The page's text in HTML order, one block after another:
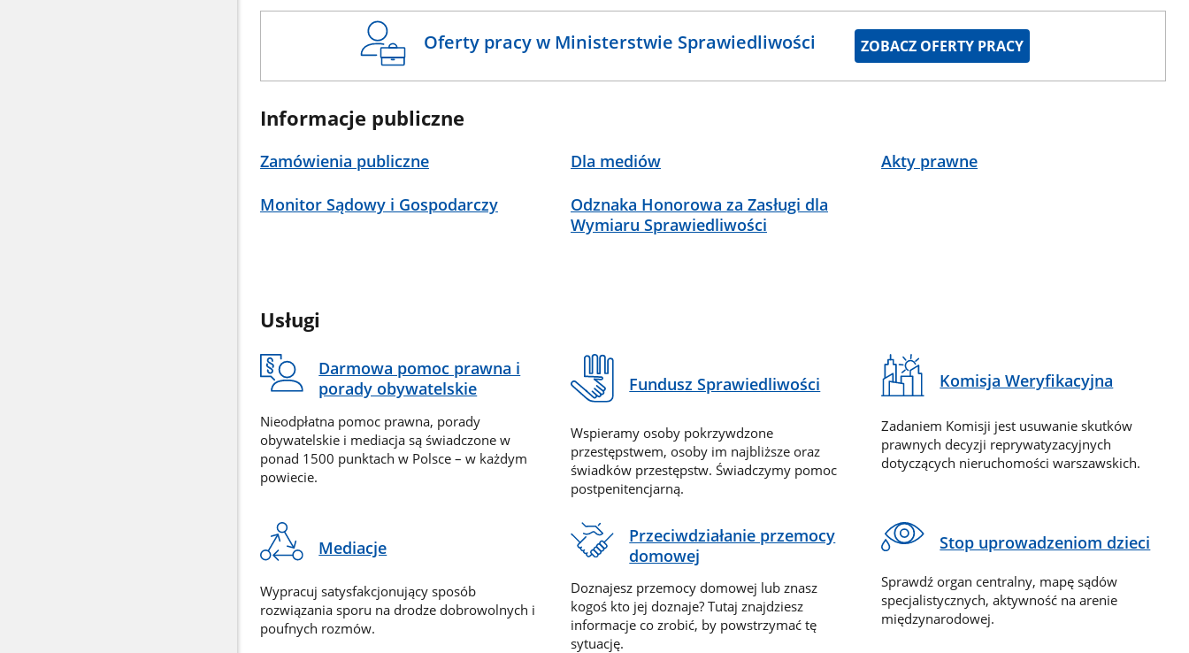
Oferty pracy w Ministerstwie Sprawiedliwości ZOBACZ OFERTY PRACY
Informacje publiczne
Zamówienia publiczne Dla mediów Akty prawne
Monitor Sądowy i Gospodarczy
Odznaka Honorowa za Zasługi dla
Wymiaru Sprawiedliwości
Usługi
Darmowa pomoc prawna i
porady obywatelskie
Nieodpłatna pomoc prawna, porady
obywatelskie i mediacja są świadczone w
ponad 1500 punktach w Polsce – w każdym
powiecie.
Fundusz Sprawiedliwości
Wspieramy osoby pokrzywdzone
przestępstwem, osoby im najbliższe oraz
świadków przestępstw. Świadczymy pomoc
postpenitencjarną.
Komisja Weryfikacyjna
Zadaniem Komisji jest usuwanie skutków
prawnych decyzji reprywatyzacyjnych
dotyczących nieruchomości warszawskich.
Mediacje
Wypracuj satysfakcjonujący sposób
rozwiązania sporu na drodze dobrowolnych i
poufnych rozmów.
Przeciwdziałanie przemocy
domowej
Doznajesz przemocy domowej lub znasz
kogoś kto jej doznaje? Tutaj znajdziesz
informacje co zrobić, by powstrzymać tę
sytuację.
Stop uprowadzeniom dzieci
Sprawdź organ centralny, mapę sądów
specjalistycznych, aktywność na arenie
międzynarodowej.